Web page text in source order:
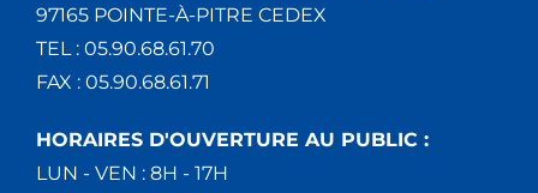
97165 POINTE-À-PITRE CEDEX
TEL : 05.90.68.61.70
FAX : 05.90.68.61.71
HORAIRES D'OUVERTURE AU PUBLIC :
LUN - VEN : 8H - 17H